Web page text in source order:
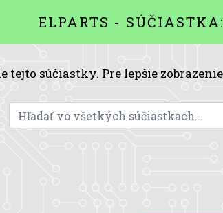
ELPARTS -
tejto súčiastky. Pre lepšie